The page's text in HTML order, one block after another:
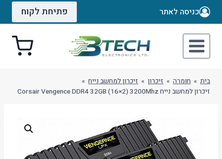
Skip
כניסה לאתר פתיחת לקוח
בית » חומרה » זיכרון » זיכרון למחשב נייח »
זיכרון למחשב נייח Corsair Vengence DDR4 32GB (16×2) 3200Mhz